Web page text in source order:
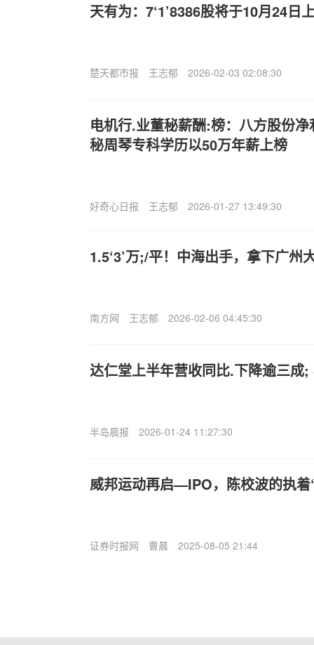
天有为：7‘1’8386股将于10月24日
楚天都市报 王志郁 2026-02-03 02:08:30
电机行.业董秘薪酬:榜：八方股份
秘周琴专科学历以50万年薪上榜
好奇心日报 王志郁 2026-01-27 13:49:30
1.5‘3’万;/平！中海出手，拿下广州
南方网 王志郁 2026-02-06 04:45:30
达仁堂上半年营收同比.下降逾三成
半岛晨报 2026-01-24 11:27:30
威邦运动再启—IPO，陈校波的执着
证券时报网 曹晨 2025-08-05 21:44